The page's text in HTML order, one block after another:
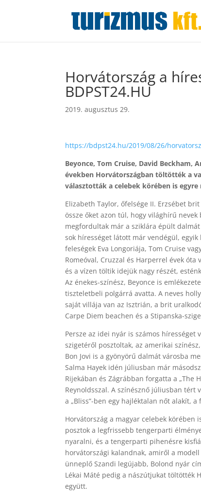
Horvátország a
BDPST24.HU
2019. augusztus 29.
https://bdpst24.hu/2019/08/26/
Beyonce, Tom Cruise, David Beckham,
években Horvátországban töltötték a
választották a celebek körében is
Elizabeth Taylor, őfelsége II. Erzsébet
össze őket azon túl, hogy világhírű
megfordultak már a sziklára épült
sok hírességet látott már vendégül,
feleségek Eva Longoriája, Tom Cruise
Romeóval, Cruzzal és Harperrel évek
és a vízen töltik idejük nagy részét,
Az énekes-színész, Beyonce is
tiszteletbeli polgárrá avatta. A neves
saját villája van az Isztrián, a brit
Carpe Diem beachen és a Stipanska-
Persze az idei nyár is számos hírességet
szigetéről posztoltak, az amerikai
Bon Jovi is a gyönyörű dalmát városba
Salma Hayek idén júliusban már
Rijekában és Zágrábban forgatta a „The
Reynoldsszal. A színésznő júliusban tért
a „Bliss”-ben egy hajléktalan nőt alakít,
Horvátország a magyar celebek körében
posztok a legfrissebb tengerparti
nyaralni, és a tengerparti pihenésre
horvátországi kalandnak, amiről a
ünneplő Szandi legújabb, Bolond nyár
Lékai Máté pedig a nászútjukat töltötték
együtt.